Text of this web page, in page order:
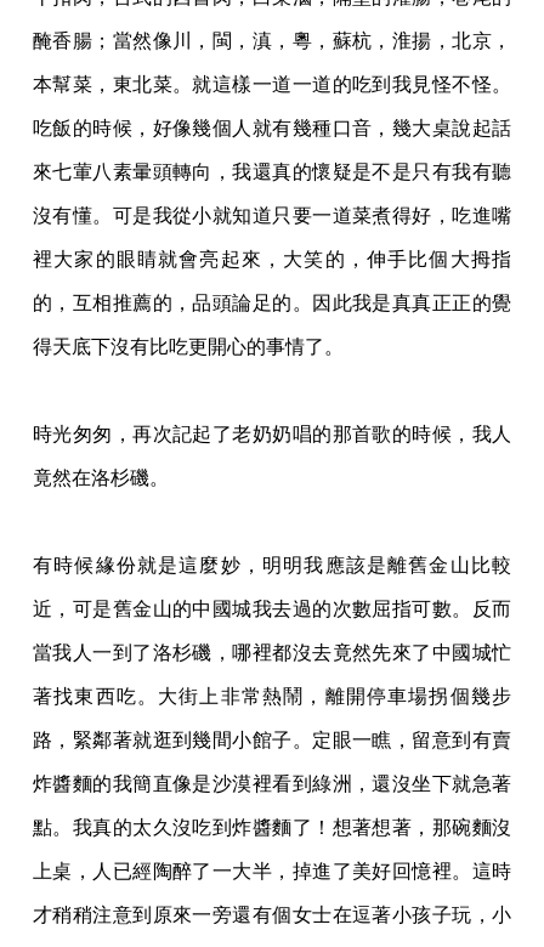
醃香腸；當然像川，閩，滇，粵，蘇杭，淮揚，北京，
本幫菜，東北菜。就這樣一道一道的吃到我見怪不怪。
吃飯的時候，好像幾個人就有幾種口音，幾大桌說起話
來七葷八素暈頭轉向，我還真的懷疑是不是只有我有聽
沒有懂。可是我從小就知道只要一道菜煮得好，吃進嘴
裡大家的眼睛就會亮起來，大笑的，伸手比個大拇指
的，互相推薦的，品頭論足的。因此我是真真正正的覺
得天底下沒有比吃更開心的事情了。
時光匆匆，再次記起了老奶奶唱的那首歌的時候，我人
竟然在洛杉磯。
有時候緣份就是這麼妙，明明我應該是離舊金山比較
近，可是舊金山的中國城我去過的次數屈指可數。反而
當我人一到了洛杉磯，哪裡都沒去竟然先來了中國城忙
著找東西吃。大街上 非常熱鬧，離開停車場拐個幾步
路，緊鄰著就逛到幾間小館子。定眼一瞧，留意到有賣
炸醬麵的我簡直像是沙漠裡看到綠洲，還沒坐下就急著
點。我真的太久沒吃到炸醬麵了！想著想著，那碗麵沒
上桌，人已經陶醉了一大半，掉進了美好回憶裡。這時
才稍稍注意到原來一旁還有個女士在逗著小孩子玩，小